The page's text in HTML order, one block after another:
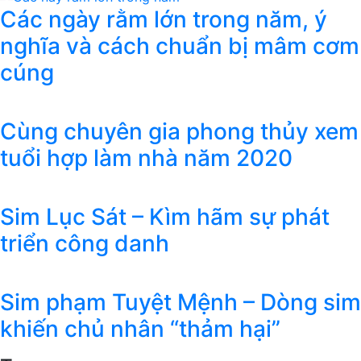
Các ngày rằm lớn trong năm, ý
nghĩa và cách chuẩn bị mâm cơm
cúng
Cùng chuyên gia phong thủy xem
tuổi hợp làm nhà năm 2020
Sim Lục Sát – Kìm hãm sự phát
triển công danh
Sim phạm Tuyệt Mệnh – Dòng sim
khiến chủ nhân “thảm hại”